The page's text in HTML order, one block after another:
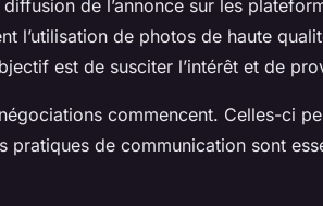
de l’annonce sur les
l’utilisation de photos de haute
est de susciter l’intérêt et de
commencent. Celles-ci
pratiques de communication sont